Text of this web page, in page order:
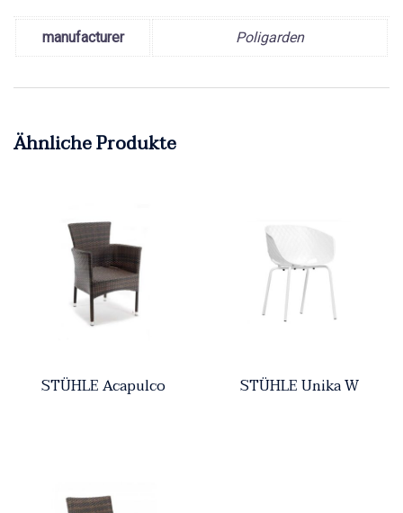
manufacturer Poligarden
Ähnliche Produkte
STÜHLE Acapulco STÜHLE Unika W